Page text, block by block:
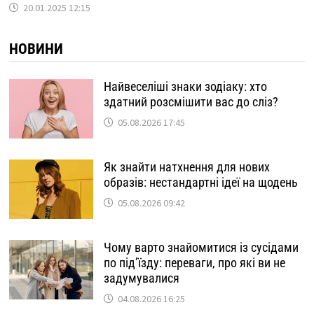
20.01.2025 12:15
НОВИНИ
Найвеселіші знаки зодіаку: хто
здатний розсмішити вас до сліз?
05.08.2026 17:45
Як знайти натхнення для нових
образів: нестандартні ідеї на щодень
05.08.2026 09:42
Чому варто знайомитися із сусідами
по під’їзду: переваги, про які ви не
задумувалися
04.08.2026 16:25